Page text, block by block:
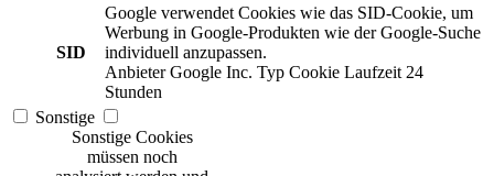
SID
Google verwendet Cookies wie das SID-Cookie, um
Werbung in Google-Produkten wie der Google-Suche
individuell anzupassen.
Anbieter Google Inc. Typ Cookie Laufzeit 24
Stunden
Sonstige
Sonstige Cookies
müssen noch